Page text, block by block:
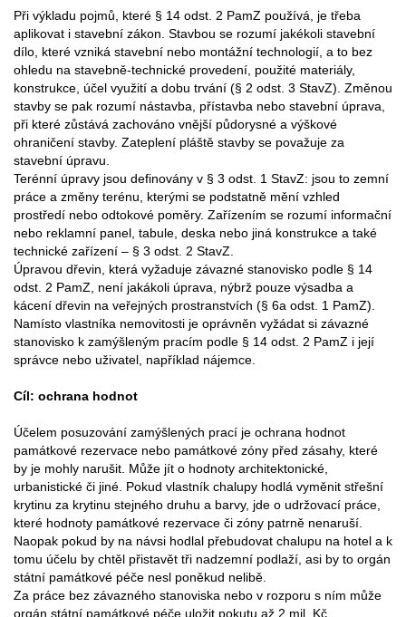
Při výkladu pojmů, které § 14 odst. 2 PamZ používá, je třeba
aplikovat i stavební zákon. Stavbou se rozumí jakékoli stavební
dílo, které vzniká stavební nebo montážní technologií, a to bez
ohledu na stavebně-technické provedení, použité materiály,
konstrukce, účel využití a dobu trvání (§ 2 odst. 3 StavZ). Změnou
stavby se pak rozumí nástavba, přístavba nebo stavební úprava,
při které zůstává zachováno vnější půdorysné a výškové
ohraničení stavby. Zateplení pláště stavby se považuje za
stavební úpravu.
Terénní úpravy jsou definovány v § 3 odst. 1 StavZ: jsou to zemní
práce a změny terénu, kterými se podstatně mění vzhled
prostředí nebo odtokové poměry. Zařízením se rozumí informační
nebo reklamní panel, tabule, deska nebo jiná konstrukce a také
technické zařízení – § 3 odst. 2 StavZ.
Úpravou dřevin, která vyžaduje závazné stanovisko podle § 14
odst. 2 PamZ, není jakákoli úprava, nýbrž pouze výsadba a
kácení dřevin na veřejných prostranstvích (§ 6a odst. 1 PamZ).
Namísto vlastníka nemovitosti je oprávněn vyžádat si závazné
stanovisko k zamýšleným pracím podle § 14 odst. 2 PamZ i její
správce nebo uživatel, například nájemce.
Cíl: ochrana hodnot
Účelem posuzování zamýšlených prací je ochrana hodnot
památkové rezervace nebo památkové zóny před zásahy, které
by je mohly narušit. Může jít o hodnoty architektonické,
urbanistické či jiné. Pokud vlastník chalupy hodlá vyměnit střešní
krytinu za krytinu stejného druhu a barvy, jde o udržovací práce,
které hodnoty památkové rezervace či zóny patrně nenaruší.
Naopak pokud by na návsi hodlal přebudovat chalupu na hotel a k
tomu účelu by chtěl přistavět tři nadzemní podlaží, asi by to orgán
státní památkové péče nesl poněkud nelibě.
Za práce bez závazného stanoviska nebo v rozporu s ním může
orgán státní památkové péče uložit pokutu až 2 mil. Kč.